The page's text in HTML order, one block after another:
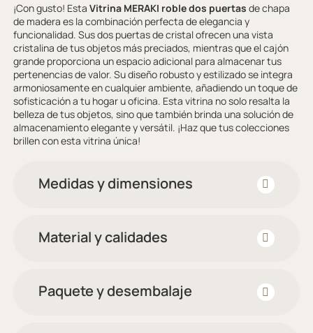
¡Con gusto! EstaVitrina MERAKI roble dos puertas de chapa
de madera es la combinación perfecta de elegancia y
funcionalidad. Sus dos puertas de cristal ofrecen una vista
cristalina de tus objetos más preciados, mientras que el cajón
grande proporciona un espacio adicional para almacenar tus
pertenencias de valor. Su diseño robusto y estilizado se integra
armoniosamente en cualquier ambiente, añadiendo un toque de
sofisticación a tu hogar u oficina. Esta vitrina no solo resalta la
belleza de tus objetos, sino que también brinda una solución de
almacenamiento elegante y versátil. ¡Haz que tus colecciones
brillen con esta vitrina única!
Medidas y dimensiones
Material y calidades
Paquete y desembalaje